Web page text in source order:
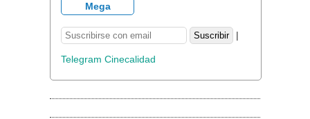
Mega
|
Telegram Cinecalidad